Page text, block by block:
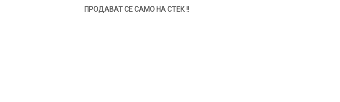
ПРОДАВАТ СЕ САМО НА СТЕК !!